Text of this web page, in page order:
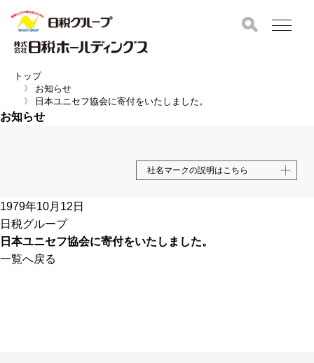
トップ
お知らせ
日本ユニセフ協会に寄付をいたしました。
お知らせ
社名マークの説明はこちら
1979年10月12日
日税グループ
日本ユニセフ協会に寄付をいたしました。
一覧へ戻る